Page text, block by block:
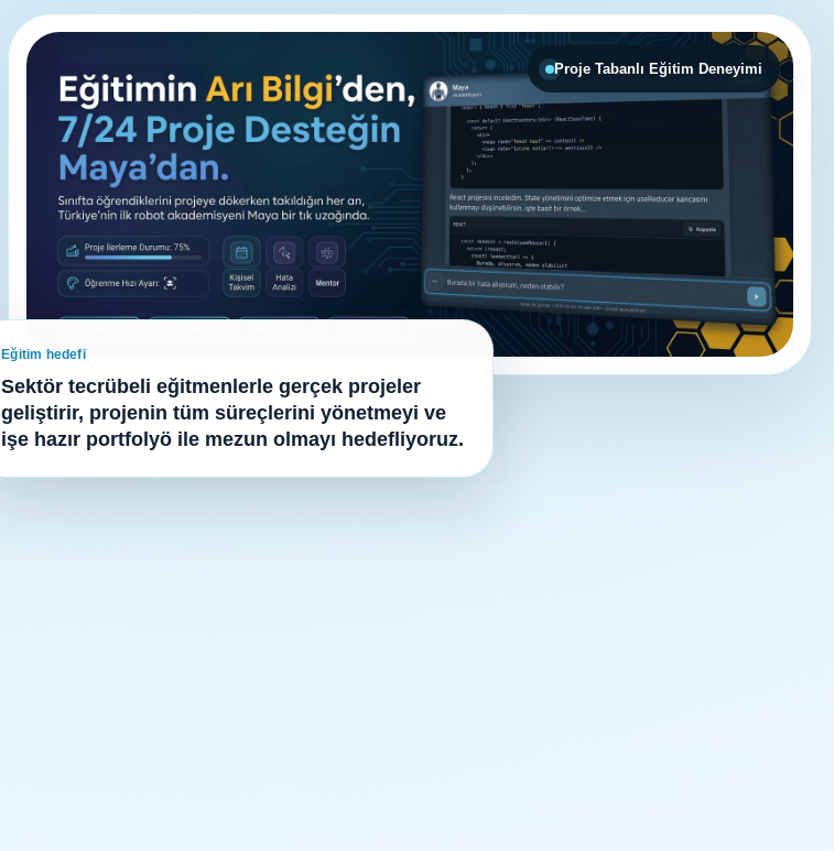
Proje Tabanlı Eğitim Deneyimi
Eğitim hedefi
Sektör tecrübeli eğitmenlerle gerçek projeler
geliştirir, projenin tüm süreçlerini yönetmeyi ve
işe hazır portfolyö ile mezun olmayı hedefliyoruz.